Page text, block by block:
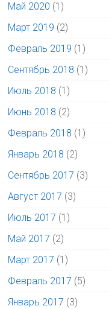
Май 2020 (1)
Март 2019 (2)
Февраль 2019 (1)
Сентябрь 2018 (1)
Июль 2018 (1)
Июнь 2018 (2)
Февраль 2018 (1)
Январь 2018 (2)
Сентябрь 2017 (3)
Август 2017 (3)
Июль 2017 (1)
Май 2017 (2)
Март 2017 (1)
Февраль 2017 (5)
Январь 2017 (3)